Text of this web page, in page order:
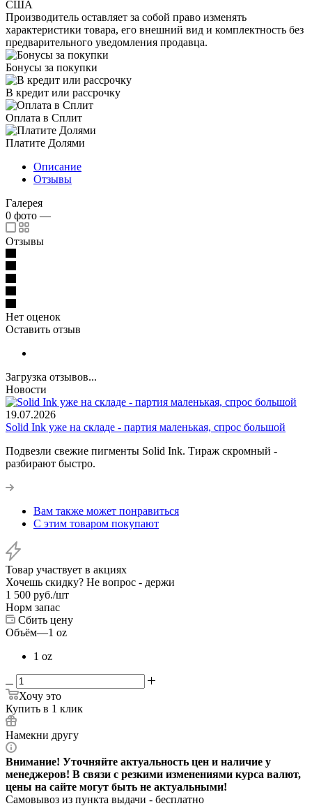
США
Производитель оставляет за собой право изменять
характеристики товара, его внешний вид и комплектность без
предварительного уведомления продавца.
Бонусы за покупки
В кредит или рассрочку
Оплата в Сплит
Платите Долями
Описание
Отзывы
Галерея
0 фото —
Отзывы
Нет оценок
Оставить отзыв
Загрузка отзывов...
Новости
19.07.2026
Solid Ink уже на складе - партия маленькая, спрос большой
Подвезли свежие пигменты Solid Ink. Тираж скромный -
разбирают быстро.
Вам также может понравиться
С этим товаром покупают
Товар участвует в акциях
Хочешь скидку? Не вопрос - держи
1 500 руб./шт
Норм запас
Сбить цену
Объём—1 oz
1 oz
Хочу это
Купить в 1 клик
Намекни другу
Внимание! Уточняйте актуальность цен и наличие у
менеджеров! В связи с резкими изменениями курса валют,
цены на сайте могут быть не актуальными!
Самовывоз из пункта выдачи - бесплатно